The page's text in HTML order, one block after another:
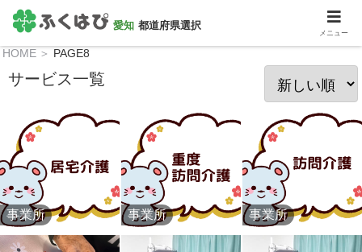
ユーザー登録 ログイン
HOME ＞ PAGE8
サービス一覧
事業所 事業所 事業所
愛知 都道府県選択
メニュー